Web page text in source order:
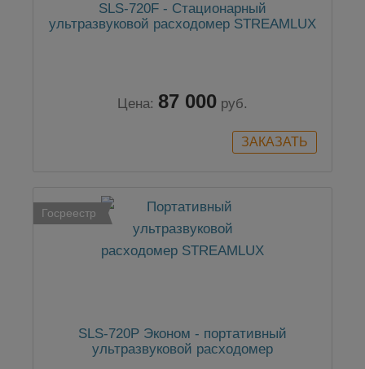
SLS-720F - Стационарный
ультразвуковой расходомер STREAMLUX
Цена: 87 000 руб.
Госреестр
SLS-720P Эконом - портативный
ультразвуковой расходомер